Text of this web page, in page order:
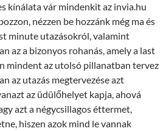
kínálata vár mindenkit az invia.hu
nézzen be hozzánk még ma és
minute utazásokról, valamint
az a bizonyos rohanás, amely a last
mindent az utolsó pillanatban tervez
az utazás megtervezése azt
az üdülőhelyet kapja, ahová
azt a négycsillagos éttermet,
hiszen azok mind le vannak